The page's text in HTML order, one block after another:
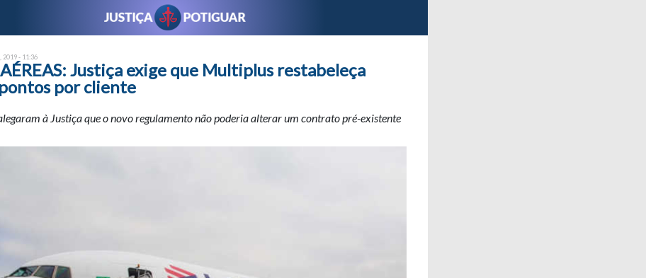
- 11:36
Justiça exige que Multiplus restabeleça
por cliente
à Justiça que o novo regulamento não poderia alterar um contrato pré-existente